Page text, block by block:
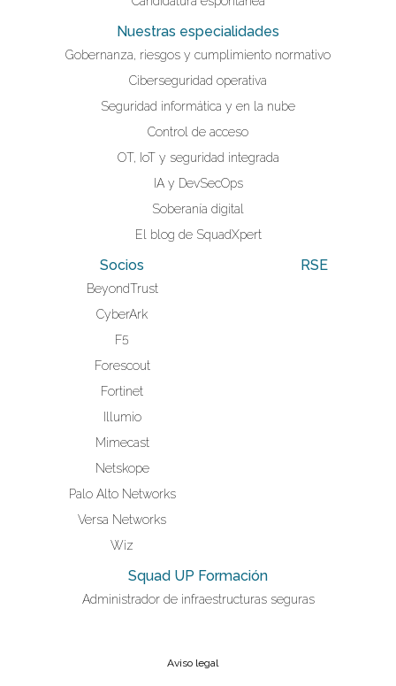
Nuestras especialidades
Gobernanza, riesgos y cumplimiento normativo
Ciberseguridad operativa
Seguridad informática y en la nube
Control de acceso
OT, IoT y seguridad integrada
IA y DevSecOps
Soberanía digital
El blog de SquadXpert
Socios
BeyondTrust
CyberArk
F5
Forescout
Fortinet
Illumio
Mimecast
Netskope
Palo Alto Networks
Versa Networks
Wiz
RSE
Squad UP Formación
Administrador de infraestructuras seguras
Aviso legal